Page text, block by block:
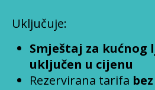
Uključuje:
Smještaj za kućnog
uključen u cijenu
Rezervirana tarifa